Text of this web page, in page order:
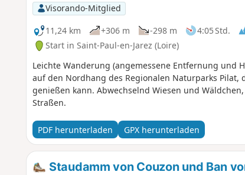
Visorando-Mitglied
11,24 km
+306 m -298 m 4:05 Std.
Start in Saint-Paul-en-Jarez (Loire)
Leichte Wanderung (angemessene Entfernung und
auf den Nordhang des Regionalen Naturparks Pilat,
genießen kann. Abwechselnd Wiesen und
Straßen.
PDF herunterladen GPX herunterladen
Staudamm von Couzon und Ban